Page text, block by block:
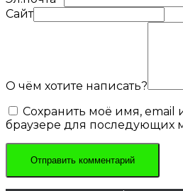
Сайт
О чём хотите написать?
Сохранить моё имя, email
браузере для последующих